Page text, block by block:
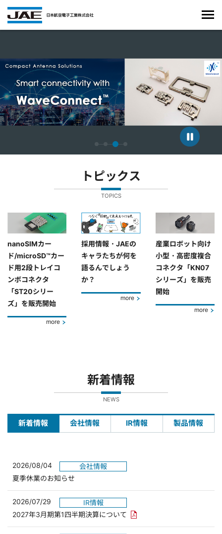
トピックス
TOPICS
nanoSIMカー
ド/microSD™カー
ド用2段トレイコ
ンボコネクタ
「ST20シリー
ズ」を販売開始
more
採用情報・JAEの
キャラたちが何を
語るんでしょう
か？
more
産業ロボット向け
小型・高密度複合
コネクタ「KN07
シリーズ」を販売
開始
more
新着情報
NEWS
新着情報 会社情報 IR情報 製品情報
2026/08/04
会社情報
夏季休業のお知らせ
2026/07/29
IR情報
2027年3月期第1四半期決算について PDFリンクを新しいウィンド